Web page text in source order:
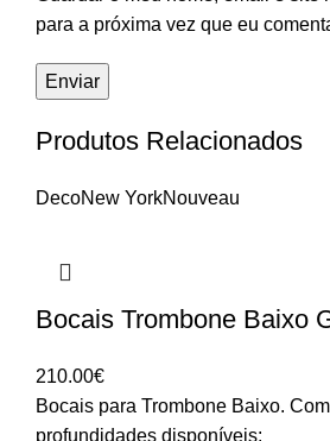
para a próxima vez que eu
Produtos Relacionados
DecoNew YorkNouveau
Bocais Trombone Baixo
210.00€
Bocais para Trombone Baixo.
profundidades disponíveis: